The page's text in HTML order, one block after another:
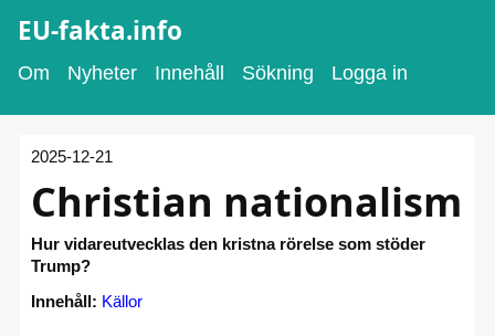
EU-fakta.info
Om Nyheter Innehåll Sökning Logga in
2025-12-21
Christian nationalism
Hur vidareutvecklas den kristna rörelse som stöder
Trump?
Innehåll: Källor